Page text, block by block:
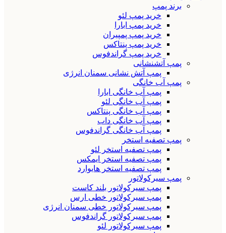
برند پمپ
خرید پمپ لئو
خرید پمپ ابارا
خرید پمپ پمپیران
خرید پمپ پنتاکس
خرید پمپ گراندفوس
پمپ آتشنشانی
پمپ آتش نشانی سمنان انرژی
پمپ آب خانگی
پمپ آب خانگی ابارا
پمپ آب خانگی لئو
پمپ آب خانگی پنتاکس
پمپ آب خانگی داب
پمپ آب خانگی گراندفوس
پمپ تصفیه استخر
پمپ تصفیه استخر لئو
پمپ تصفیه استخر ایمکس
پمپ تصفیه استخر هایوارد
پمپ سیرکولاتور
پمپ سیرکولاتور بلند کاست
پمپ سیرکولاتور خطی ارس
پمپ سیرکولاتور خطی سمنان انرژی
پمپ سیرکولاتور گراندفوس
پمپ سیرکولاتور لئو